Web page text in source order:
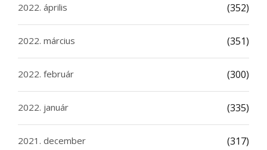
2022. április (352)
2022. március (351)
2022. február (300)
2022. január (335)
2021. december (317)